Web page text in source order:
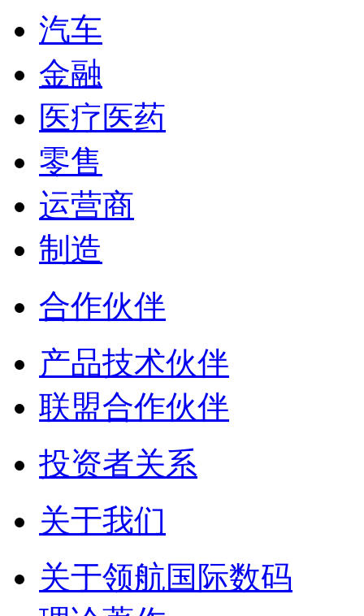
汽车
金融
医疗医药
零售
运营商
制造
合作伙伴
产品技术伙伴
联盟合作伙伴
投资者关系
关于我们
关于领航国际数码